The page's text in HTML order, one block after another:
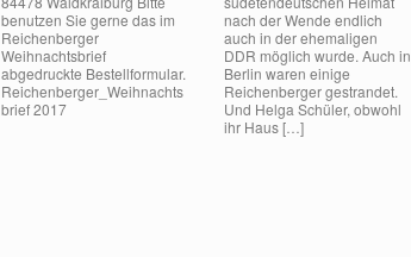
benutzen Sie gerne das im
Reichenberger
Weihnachtsbrief
abgedruckte Bestellformular.
Reichenberger_Weihnachts
brief 2017
nach der Wende endlich
auch in der ehemaligen
DDR möglich wurde. Auch in
Berlin waren einige
Reichenberger gestrandet.
Und Helga Schüler, obwohl
ihr Haus […]